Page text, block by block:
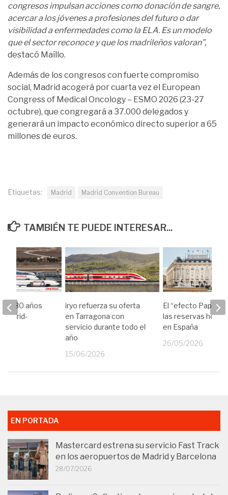
congresos impulsan acciones como donación de sangre,
acercar a los jóvenes a profesiones del futuro o dar
visibilidad a enfermedades como la ELA. Es un modelo
que el sector reconoce y que los madrileños valoran”,
destacó Maíllo.
Además de los congresos con fuerte compromiso
social, Madrid acogerá por cuarta vez el European
Congress of Medical Oncology – ESMO 2026 (23-27
octubre), que congregará a 37.000 delegados y
generará un impacto económico directo superior a 65
millones de euros.
Etiquetas: Madrid Madrid Convention Bureau
TAMBIÉN TE PUEDE INTERESAR...
iryo refuerza su oferta
en Tarragona con
servicio durante todo el
año
15/06/2026
El “efecto Papa”
las reservas
en España
26/05/2026
80 años
Madrid-
EN PORTADA
Mastercard estrena su servicio Fast Track
en los aeropuertos de Madrid y Barcelona
28/07/2026